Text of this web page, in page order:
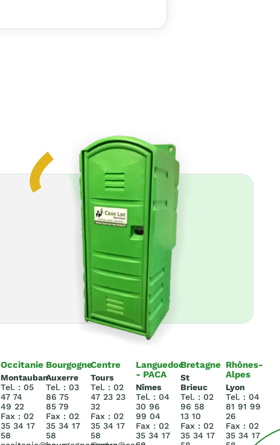
Occitanie
Montauban
Tel. : 05
47 74
49 22
Fax : 02
35 34 17
58
Bourgogne
Auxerre
Tel. : 03
86 75
85 79
Fax : 02
35 34 17
58
Centre
Tours
Tel. : 02
47 23 23
32
Fax : 02
35 34 17
58
Languedoc
- PACA
Nîmes
Tel. : 04
30 96
99 04
Fax : 02
35 34 17
Bretagne
St
Brieuc
Tel. : 02
96 58
13 10
Fax : 02
35 34 17
Rhônes-
Alpes
Lyon
Tel. : 04
81 91 99
26
Fax : 02
35 34 17